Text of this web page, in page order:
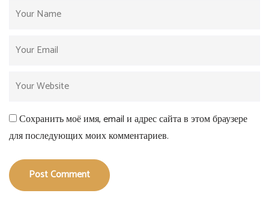
Сохранить моё имя, email и адрес сайта в этом браузере
для последующих моих комментариев.
Post Comment